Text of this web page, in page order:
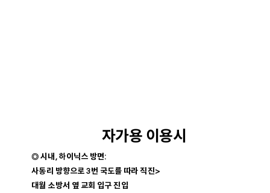
자가용 이용시
◎시내, 하이닉스 방면:
사동리 방향으로 3번 국도를 따라 직진>
대월 소방서 옆 교회 입구 진입